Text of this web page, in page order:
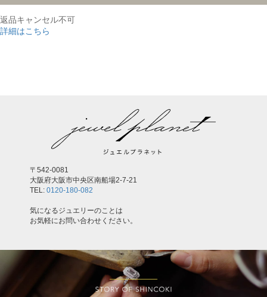
返品キャンセル不可
詳細はこちら
〒542-0081
大阪府大阪市中央区南船場2-7-21
TEL: 0120-180-082
気になるジュエリーのことは
お気軽にお問い合わせください。